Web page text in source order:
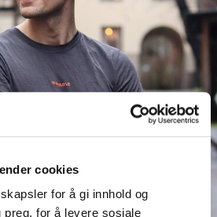
cookies
for å gi innhold og
preg, for å levere sosiale